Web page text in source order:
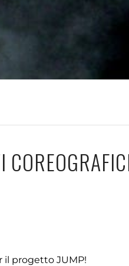
il progetto JUMP!